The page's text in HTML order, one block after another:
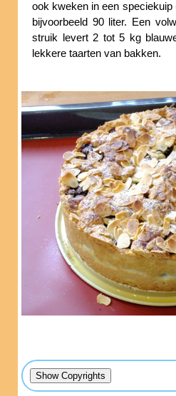
ook kweken in een
bijvoorbeeld 90 liter. Een
struik levert 2 tot 5 kg
lekkere taarten van bakken.